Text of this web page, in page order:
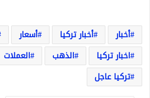
أخبار أخبار تركيا أسعار
اخبار تركيا
الذهب العملات
تركيا عاجل